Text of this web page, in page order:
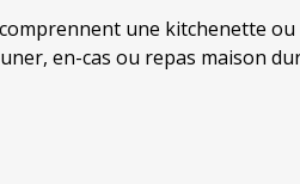
une kitchenette
en-cas ou repas maison